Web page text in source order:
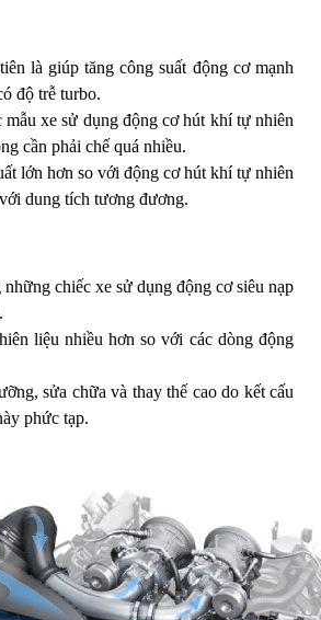
là giúp tăng công suất động cơ mạnh
độ trễ turbo.
mẫu xe sử dụng động cơ hút khí tự nhiên
cần phải chế quá nhiều.
lớn hơn so với động cơ hút khí tự nhiên
dung tích tương đương.
chiếc xe sử dụng động cơ siêu nạp
liệu nhiều hơn so với các dòng động
sửa chữa và thay thế cao do kết cấu
phức tạp.